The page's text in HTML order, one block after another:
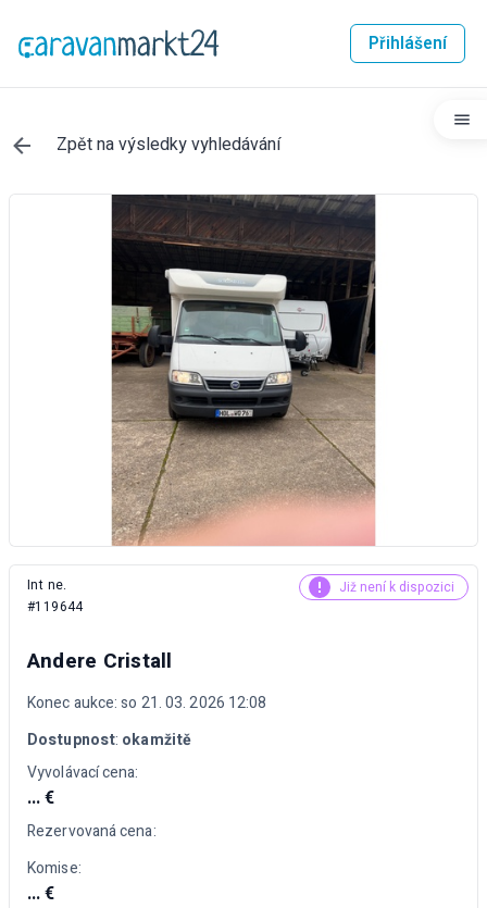
Přihlášení
Zpět na výsledky vyhledávání
Int ne.
#119644
Již není k dispozici
Andere Cristall
Konec aukce: so 21. 03. 2026 12:08
Dostupnost: okamžitě
Vyvolávací cena:
... €
Rezervovaná cena:
Komise:
... €